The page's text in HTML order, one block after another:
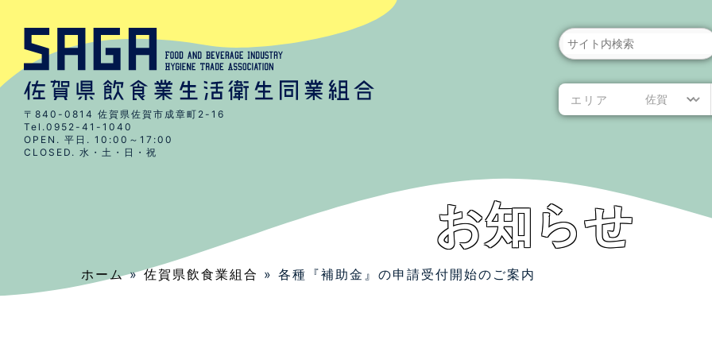
〒840-0814 佐賀県佐賀市成章町2-16
Tel.0952-41-1040
OPEN. 平日. 10:00～17:00
CLOSED. 水・土・日・祝
検索
エリア
お知らせ
ホーム»佐賀県飲食業組合 » 各種『補助金』の申請受付開始のご案内